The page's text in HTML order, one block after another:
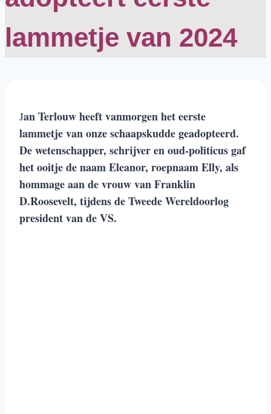
lammetje van 2024
Jan Terlouw heeft vanmorgen het eerste
lammetje van onze schaapskudde geadopteerd.
De wetenschapper, schrijver en oud-politicus gaf
het ooitje de naam Eleanor, roepnaam Elly, als
hommage aan de vrouw van Franklin
D.Roosevelt, tijdens de Tweede Wereldoorlog
president van de VS.